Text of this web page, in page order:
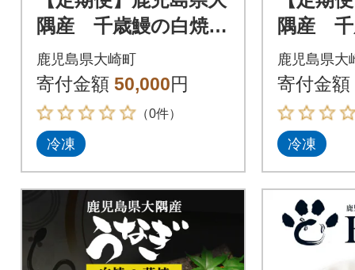
隅産 千歳鰻の白焼鰻
「大」2尾×3回
鹿児島県大崎町
寄付金額 50,000円
（0件）
冷凍
隅産 千
「大」2
鹿児島県大
寄付金額
冷凍